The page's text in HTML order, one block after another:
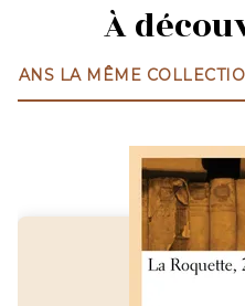
À
DANS LA MÊME